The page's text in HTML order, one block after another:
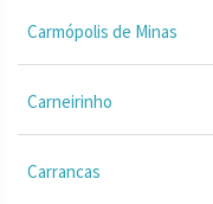
Carmópolis de Minas
Carneirinho
Carrancas